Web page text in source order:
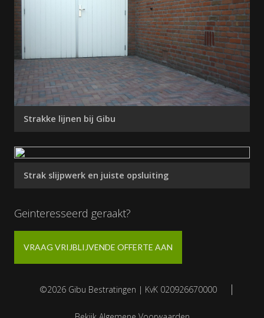
Strakke lijnen bij Gibu
Strak slijpwerk en juiste opsluiting
Geinteresseerd geraakt?
VRAAG VRIJBLIJVENDE OFFERTE AAN
©2026 Gibu Bestratingen | KvK 020926670000 |